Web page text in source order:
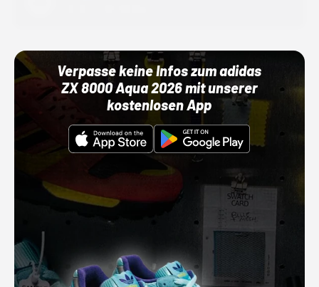
Verpasse keine Infos zum adidas
ZX 8000 Aqua 2026 mit unserer
kostenlosen App